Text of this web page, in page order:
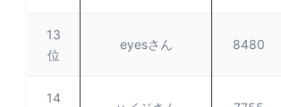
13
位
eyesさん 8480
14